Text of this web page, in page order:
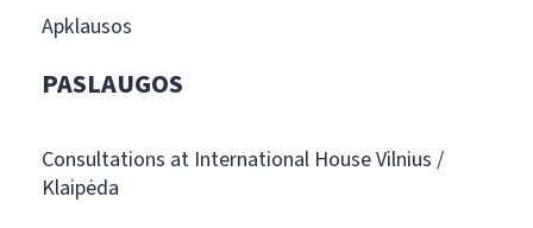
Apklausos
PASLAUGOS
Consultations at International House Vilnius /
Klaipėda